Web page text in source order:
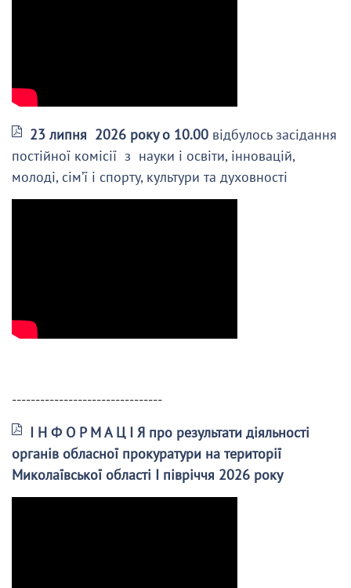
23 липня 2026 року о 10.00 відбулось засідання
постійної комісії з науки і освіти, інновацій,
молоді, сім’ї і спорту, культури та духовності
--------------------------------
І Н Ф О Р М А Ц І Я про результати діяльності
органів обласної прокуратури на території
Миколаївської області І півріччя 2026 року